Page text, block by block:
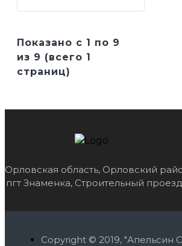
Показано с 1 по 9
из 9 (всего 1
страниц)
Орловская область, Орловский
пгт Знаменка, Строительный
Copyright © 2019, "Апельсин